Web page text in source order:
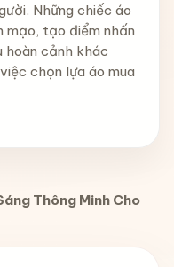
Những chiếc áo
mạo, tạo điểm nhấn
hoàn cảnh khác
chọn lựa áo mua
Thông Minh Cho